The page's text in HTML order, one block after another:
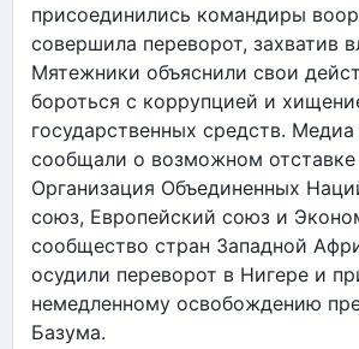
присоединились командиры
совершила переворот, захватив
Мятежники объяснили свои
бороться с коррупцией и
государственных средств. Медиа
сообщали о возможном отставке
Организация Объединенных
союз, Европейский союз и
сообщество стран Западной
осудили переворот в Нигере и
немедленному освобождению
Базума.